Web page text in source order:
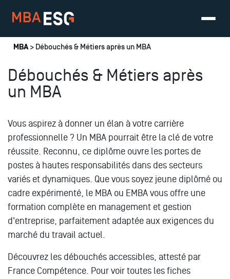
Vous êtes ici
MBA> Débouchés & Métiers après un MBA
Débouchés & Métiers après
un MBA
Vous aspirez à donner un élan à votre carrière
professionnelle ? Un MBA pourrait être la clé de votre
réussite. Reconnu, ce diplôme ouvre les portes de
postes à hautes responsabilités dans des secteurs
variés et dynamiques. Que vous soyez jeune diplômé ou
cadre expérimenté, le MBA ou EMBA vous offre une
formation complète en management et gestion
d'entreprise, parfaitement adaptée aux exigences du
marché du travail actuel.
Découvrez les débouchés accessibles, attesté par
France Compétence. Pour voir toutes les fiches